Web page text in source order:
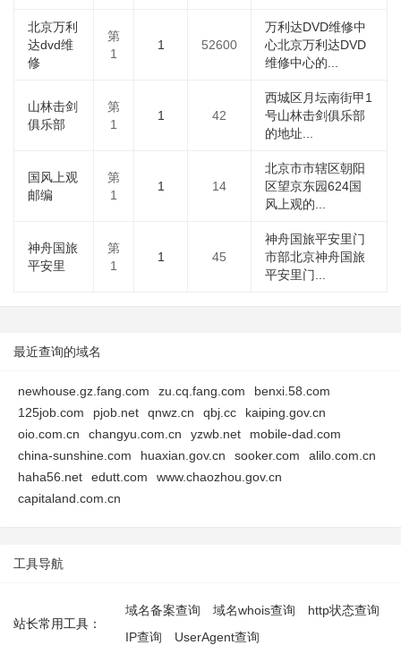
北京万利
达dvd维
修
第
1
1 52600
万利达DVD维修中
心北京万利达DVD
维修中心的...
山林击剑
俱乐部
第
1
1 42
西城区月坛南街甲1
号山林击剑俱乐部
的地址...
国风上观
邮编
第
1
1 14
北京市市辖区朝阳
区望京东园624国
风上观的...
神舟国旅
平安里
第
1
1 45
神舟国旅平安里门
市部北京神舟国旅
平安里门...
最近查询的域名
newhouse.gz.fang.com zu.cq.fang.com
benxi.58.com
125job.com
pjob.net qnwz.cn qbj.cc
kaiping.gov.cn
oio.com.cn
changyu.com.cn yzwb.net
mobile-dad.com
china-sunshine.com
huaxian.gov.cn sooker.com
alilo.com.cn
haha56.net
edutt.com
www.chaozhou.gov.cn
capitaland.com.cn
工具导航
站长常用工具：
域名备案查询 域名whois查询
http状态查询
IP查询
UserAgent查询